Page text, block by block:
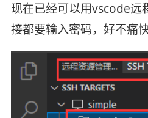
现在已经可以用vscode远
接都要输入密码，好不痛